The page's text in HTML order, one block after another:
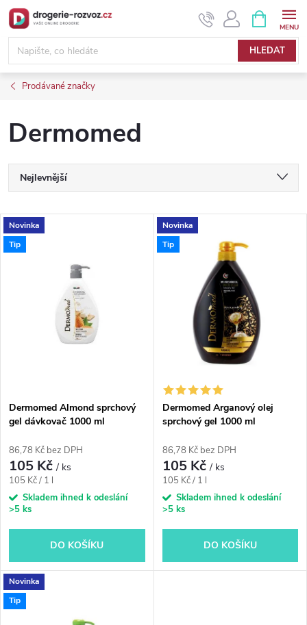
Přejít
na
obsah
HLEDAT
NÁKUPNÍ
KOŠÍK
Prodávané značky
Dermomed
Ř
a
z
r
o
d
u
k
t
Nejlevnější
Nejprodávanější
V
ý
p
r
o
d
u
k
t
Novinka
Tip
Dermomed Almond sprchový
gel dávkovač 1000 ml
86,78 Kč bez DPH
105 Kč/ ks
Měrná
cena:
105 Kč / 1 l
Skladem ihned k odeslání
>5 ks
DO KOŠÍKU
Novinka
Tip
Dermomed Arganový olej
sprchový gel 1000 ml
86,78 Kč bez DPH
105 Kč/ ks
Měrná
cena:
105 Kč / 1 l
Skladem ihned k odeslání
>5 ks
DO KOŠÍKU
Novinka
Tip